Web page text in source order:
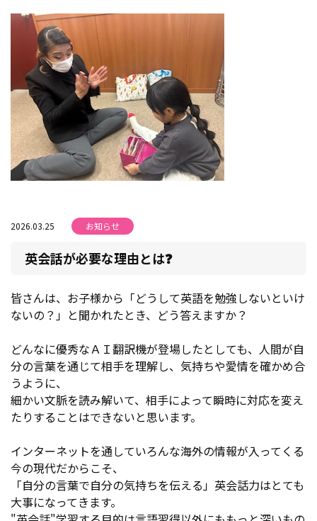
2026.03.25 お知らせ
英会話が必要な理由とは❓
皆さんは、お子様から「どうして英語を勉強しないといけ
ないの？」と聞かれたとき、どう答えますか？
どんなに優秀なＡＩ翻訳機が登場したとしても、人間が自
分の言葉を通じて相手を理解し、気持ちや愛情を確かめ合
うように、
細かい文脈を読み解いて、相手によって瞬時に対応を変え
たりすることはできないと思います。
インターネットを通していろんな海外の情報が入ってくる
今の現代だからこそ、
「自分の言葉で自分の気持ちを伝える」英会話力はとても
大事になってきます。